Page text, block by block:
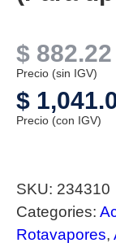
$ 882.22
Precio (sin IGV)
$
Precio (con IGV)
SKU: 234310
Categories:
Rotavapores,